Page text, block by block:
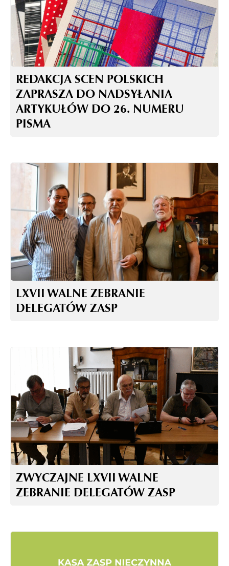
REDAKCJA SCEN POLSKICH
ZAPRASZA DO NADSYŁANIA
ARTYKUŁÓW DO 26. NUMERU
PISMA
LXVII WALNE ZEBRANIE
DELEGATÓW ZASP
ZWYCZAJNE LXVII WALNE
ZEBRANIE DELEGATÓW ZASP